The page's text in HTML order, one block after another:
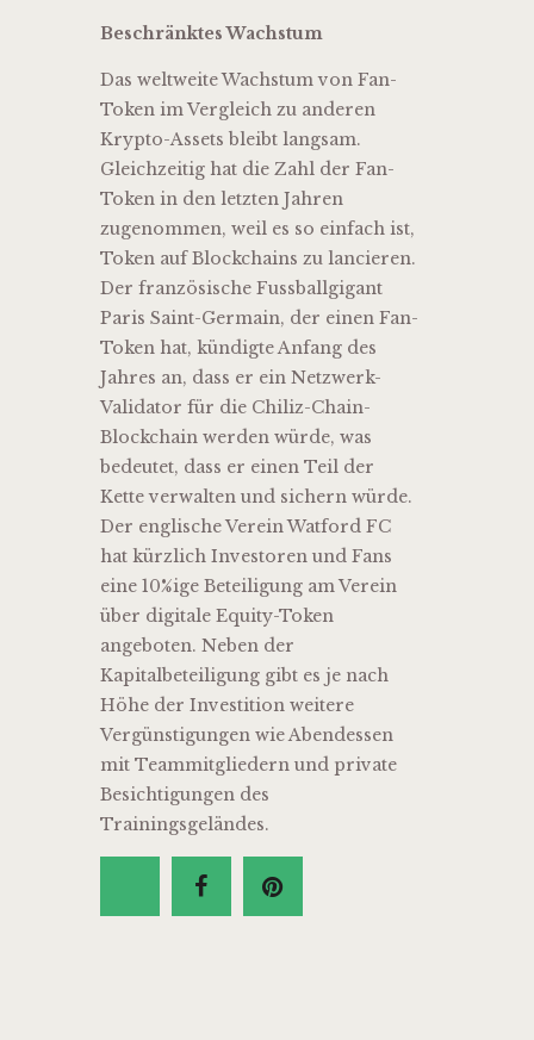
Beschränktes Wachstum
Das weltweite Wachstum von Fan-
Token im Vergleich zu anderen
Krypto-Assets bleibt langsam.
Gleichzeitig hat die Zahl der Fan-
Token in den letzten Jahren
zugenommen, weil es so einfach ist,
Token auf Blockchains zu lancieren.
Der französische Fussballgigant
Paris Saint-Germain, der einen Fan-
Token hat, kündigte Anfang des
Jahres an, dass er ein Netzwerk-
Validator für die Chiliz-Chain-
Blockchain werden würde, was
bedeutet, dass er einen Teil der
Kette verwalten und sichern würde.
Der englische Verein Watford FC
hat kürzlich Investoren und Fans
eine 10%ige Beteiligung am Verein
über digitale Equity-Token
angeboten. Neben der
Kapitalbeteiligung gibt es je nach
Höhe der Investition weitere
Vergünstigungen wie Abendessen
mit Teammitgliedern und private
Besichtigungen des
Trainingsgeländes.